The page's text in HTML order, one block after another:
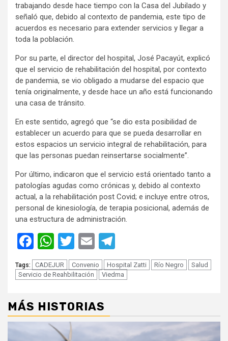
trabajando desde hace tiempo con la Casa del Jubilado y
señaló que, debido al contexto de pandemia, este tipo de
acuerdos es necesario para extender servicios y llegar a
toda la población.
Por su parte, el director del hospital, José Pacayút, explicó
que el servicio de rehabilitación del hospital, por contexto
de pandemia, se vio obligado a mudarse del espacio que
tenía originalmente, y desde hace un año está funcionando
una casa de tránsito.
En este sentido, agregó que “se dio esta posibilidad de
establecer un acuerdo para que se pueda desarrollar en
estos espacios un servicio integral de rehabilitación, para
que las personas puedan reinsertarse socialmente”.
Por último, indicaron que el servicio está orientado tanto a
patologías agudas como crónicas y, debido al contexto
actual, a la rehabilitación post Covid; e incluye entre otros,
personal de kinesiología, de terapia posicional, además de
una estructura de administración.
Facebook
WhatsApp
Twitter
Email
Tags: CADEJUR Convenio Hospital Zatti Río Negro
Salud
Servicio de Reahbilitación
Viedma
MÁS HISTORIAS